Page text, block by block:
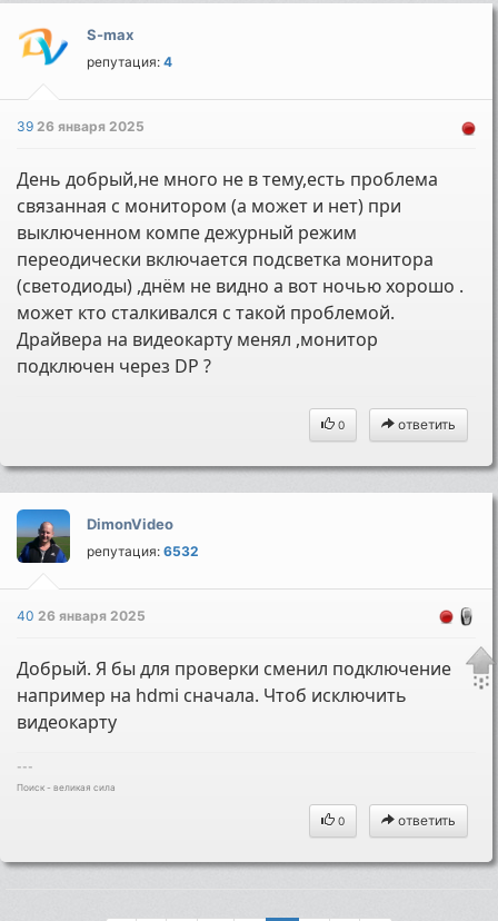
S-max
репутация:4
3926 января 2025
День добрый,не много не в тему,есть проблема
связанная с монитором (а может и нет) при
выключенном компе дежурный режим
переодически включается подсветка монитора
(светодиоды) ,днём не видно а вот ночью хорошо .
может кто сталкивался с такой проблемой.
Драйвера на видеокарту менял ,монитор
подключен через DP ?
0 ответить
DimonVideo
репутация:6532
4026 января 2025
Добрый. Я бы для проверки сменил подключение
например на hdmi сначала. Чтоб исключить
видеокарту
---
Поиск - великая сила
0 ответить